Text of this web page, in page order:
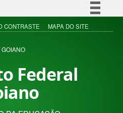
Simplifique!
Acesso à informação
CONTRASTE MAPA DO SITE
GOIANO
Federal